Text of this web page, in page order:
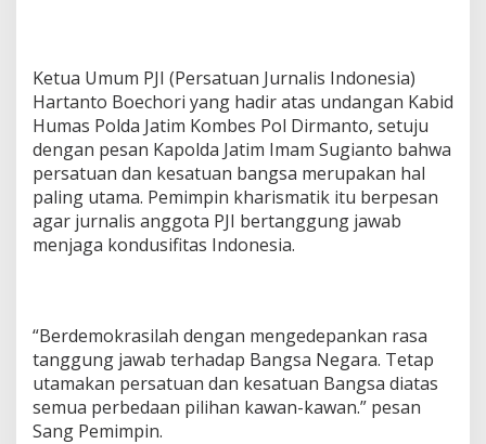
Ketua Umum PJI (Persatuan Jurnalis Indonesia)
Hartanto Boechori yang hadir atas undangan Kabid
Humas Polda Jatim Kombes Pol Dirmanto, setuju
dengan pesan Kapolda Jatim Imam Sugianto bahwa
persatuan dan kesatuan bangsa merupakan hal
paling utama. Pemimpin kharismatik itu berpesan
agar jurnalis anggota PJI bertanggung jawab
menjaga kondusifitas Indonesia.
“Berdemokrasilah dengan mengedepankan rasa
tanggung jawab terhadap Bangsa Negara. Tetap
utamakan persatuan dan kesatuan Bangsa diatas
semua perbedaan pilihan kawan-kawan.” pesan
Sang Pemimpin.